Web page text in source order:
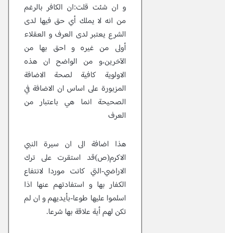
و ان شئت قلت:ان الكافر بالرغم
من انه لا يملك أي حق فيها لدى
الشرع يعتبر لدى العرف و العقلاء
أولى من غيره و احق بها من
الآخرين،و من الواضح ان هذه
الاولوية كافية لصحة الاضافة
المزبورة على اساس ان الاضافة في
الصحيحة انما هي باعتبار من
العرف
هذا اضافة الى ان سيرة النبي
الاكرم(ص)قد استقرت على ترك
الاراضي-التي كانت موردا لانتفاع
الكفار بها و استفادتهم عنها اذا
اسلموا عليها طوعا-بأيديهم و ان لم
تكن لهم أية علاقة بها شرعا.